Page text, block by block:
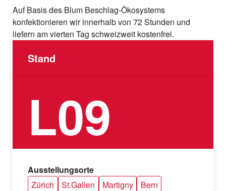
Auf Basis des Blum Beschlag-Ökosystems
konfektionieren wir innerhalb von 72 Stunden und
liefern am vierten Tag schweizweit kostenfrei.
Stand
L09
Ausstellungsorte
Zürich
St.Gallen Martigny Bern